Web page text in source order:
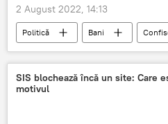
2 August 2022, 14:13
Politică Bani
Confiscarea averii
SIS blochează încă un site: Care
motivul